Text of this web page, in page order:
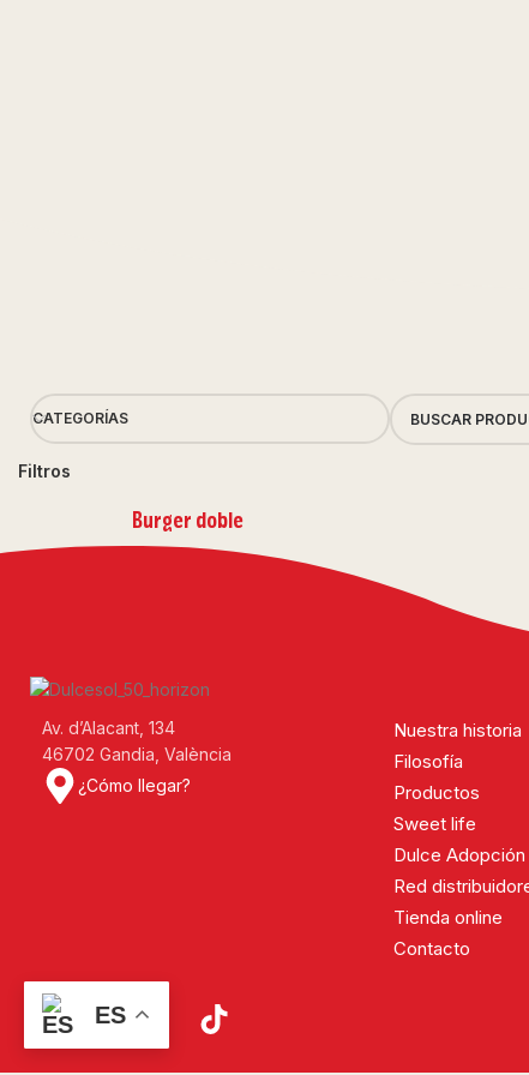
CATEGORÍAS
Filtros
Burger doble
Av. d’Alacant, 134
46702 Gandia, València
¿Cómo llegar?
Nuestra historia
Filosofía
Productos
Sweet life
Dulce Adopción
Red
Tienda online
Contacto
ES